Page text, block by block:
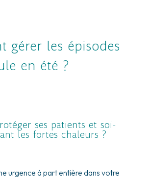
gérer les épisodes
en été ?
ses patients et soi-
les fortes chaleurs ?
urgence à part entière dans votre